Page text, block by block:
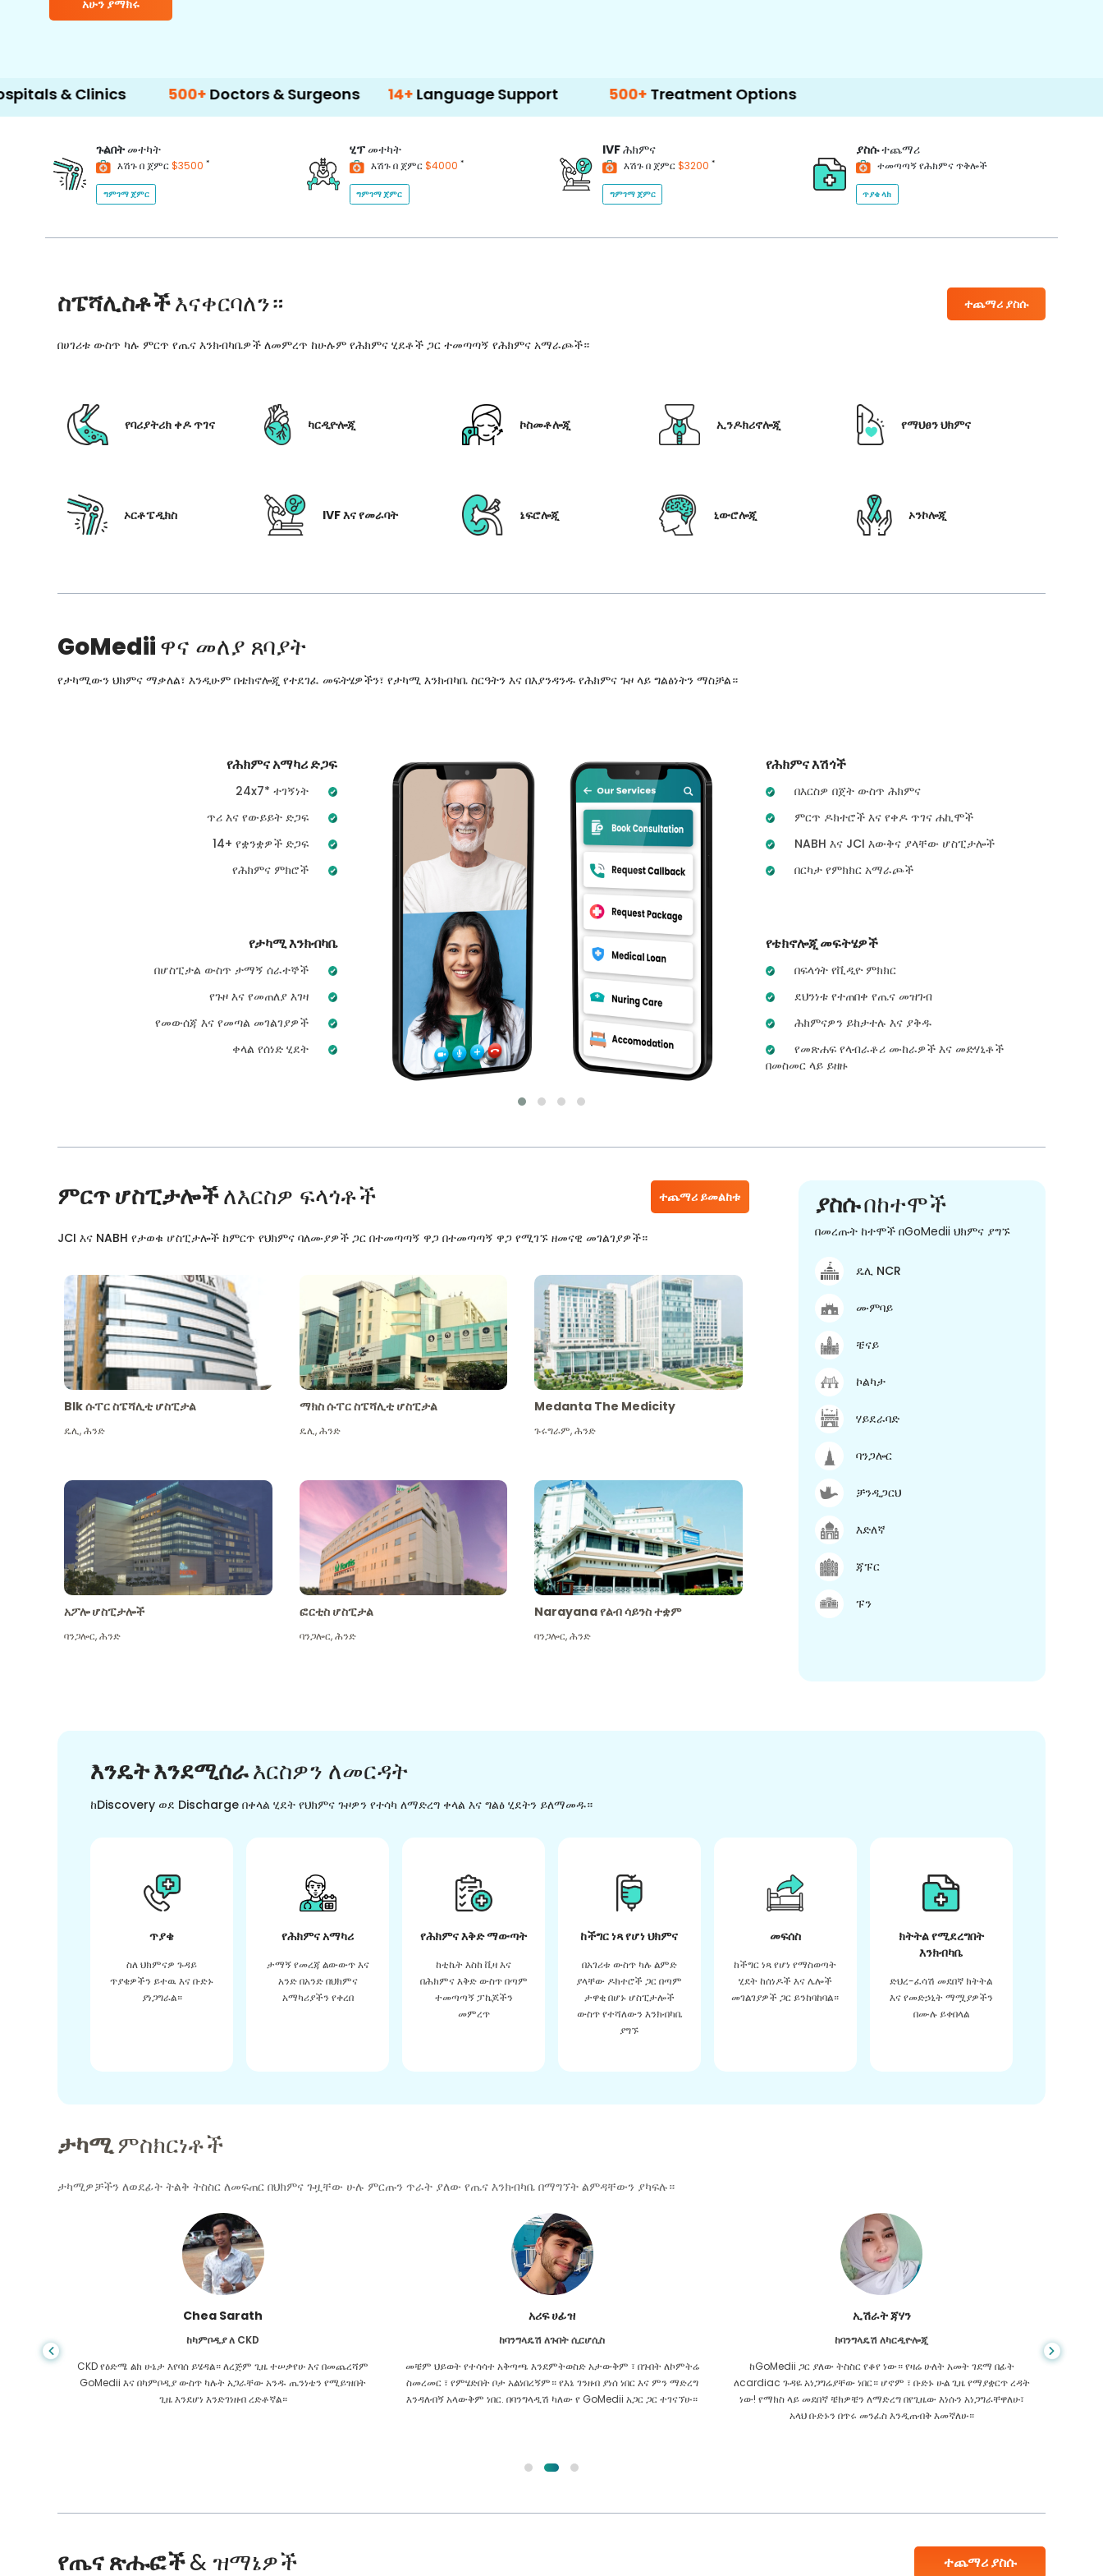
አሁን ያማክሩ
500+ Doctors & Surgeons 14+Language Support 500+ Treatment Options
ጉልበትመተካት
እሽጉ በ ጀምር$3500 *
ግምገማ ጀምር
ሂፕመተካት
እሽጉ በ ጀምር$4000 *
ግምገማ ጀምር
IVFሕክምና
እሽጉ በ ጀምር$3200 *
ግምገማ ጀምር
ያስሱተጨማሪ
ተመጣጣኝ የሕክምና ጥቅሎች
ጥያቄ ላክ
ስፔሻሊስቶችእናቀርባለን። ተጨማሪ ያስሱ
በሀገሪቱ ውስጥ ካሉ ምርጥ የጤና እንክብካቤዎች ለመምረጥ ከሁሉም የሕክምና ሂደቶች ጋር ተመጣጣኝ የሕክምና አማራጮች።
የባሪያትሪክ ቀዶ ጥገና ካርዲዮሎጂ ኮስመቶሎጂ ኢንዶክሪኖሎጂ የማህፀን ህክምና
ኦርቶፔዲክስ IVF እና የመራባት ኔፍሮሎጂ ኒውሮሎጂ ኦንኮሎጂ
GoMediiዋና መለያ ጸባያት
የታካሚውን ህክምና ማቃለል፣ እንዲሁም በቴክኖሎጂ የተደገፈ መፍትሄዎችን፣ የታካሚ እንክብካቤ ስርዓትን እና በእያንዳንዱ የሕክምና ጉዞ ላይ ግልፅነትን ማስቻል።
የሕክምና አማካሪ ድጋፍ
24x7* ተገኝነት
ጥሪ እና የውይይት ድጋፍ
14+ የቋንቋዎች ድጋፍ
የሕክምና ምክሮች
የታካሚ እንክብካቤ
በሆስፒታል ውስጥ ታማኝ ሰራተኞች
የጉዞ እና የመጠለያ እገዛ
የመውሰጃ እና የመጣል መገልገያዎች
ቀላል የሰነድ ሂደት
የሕክምና እሽጎች
በእርስዎ በጀት ውስጥ ሕክምና
ምርጥ ዶክተሮች እና የቀዶ ጥገና ሐኪሞች
NABH እና JCI እውቅና ያላቸው ሆስፒታሎች
በርካታ የምክክር አማራጮች
የቴክኖሎጂ መፍትሄዎች
በፍላጎት የቪዲዮ ምክክር
ደህንነቱ የተጠበቀ የጤና መዝገብ
ሕክምናዎን ይከታተሉ እና ያቅዱ
የመጽሐፍ የላብራቶሪ ሙከራዎች እና መድሃኒቶች
በመስመር ላይ ይዘዙ
ምርጥ ሆስፒታሎችለእርስዎ ፍላጎቶች ተጨማሪ ይመልከቱ
JCI እና NABH የታወቁ ሆስፒታሎች ከምርጥ የህክምና ባለሙያዎች ጋር በተመጣጣኝ ዋጋ በተመጣጣኝ ዋጋ የሚገኙ ዘመናዊ መገልገያዎች።
Blk ሱፐር ስፔሻሊቲ ሆስፒታል
ዴሊ,ሕንድ
ማክስ ሱፐር ስፔሻሊቲ ሆስፒታል
ዴሊ,ሕንድ
Medanta The Medicity
ጉሩግራም,ሕንድ
አፖሎ ሆስፒታሎች
ባንጋሎር,ሕንድ
ፎርቲስ ሆስፒታል
ባንጋሎር,ሕንድ
Narayana የልብ ሳይንስ ተቋም
ባንጋሎር,ሕንድ
ያስሱበከተሞች
በመረጡት ከተሞች በGoMedii ህክምና ያግኙ
ዴሊ NCR
ሙምባይ
ቼናይ
ኮልካታ
ሃይደራባድ
ባንጋሎር
ቻንዲጋርህ
እድለኛ
ጃፑር
ፑን
እንዴት እንደሚሰራእርስዎን ለመርዳት
ከDiscovery ወደ Discharge በቀላል ሂደት የህክምና ጉዞዎን የተሳካ ለማድረግ ቀላል እና ግልፅ ሂደትን ይለማመዱ።
ጥያቄ
ስለ ህክምናዎ ጉዳይ
ጥያቄዎችን ይተዉ እና ቡድኑ
ያነጋግራል።
የሕክምና አማካሪ
ታማኝ የመረጃ ልውውጥ እና
አንድ በአንድ በህክምና
አማካሪያችን የቀረበ
የሕክምና እቅድ ማውጣት
ከቲኬት እስከ ቪዛ እና
በሕክምና እቅድ ውስጥ በጣም
ተመጣጣኝ ፓኬጆችን
መምረጥ
ከችግር ነጻ የሆነ ህክምና
በአገሪቱ ውስጥ ካሉ ልምድ
ያላቸው ዶክተሮች ጋር በጣም
ታዋቂ በሆኑ ሆስፒታሎች
ውስጥ የተሻለውን እንክብካቤ
ያግኙ
መፍሰስ
ከችግር ነጻ የሆነ የማስወጣት
ሂደት ከሰነዶች እና ሌሎች
መገልገያዎች ጋር ይንከባከባል።
ክትትል የሚደረግበት
እንክብካቤ
ድህረ-ፈሳሽ መደበኛ ክትትል
እና የመድኃኒት ማሟያዎችን
በሙሉ ይቀበላል
ታካሚምስክርነቶች
ታካሚዎቻችን ለወደፊት ትልቅ ትስስር ለመፍጠር በህክምና ጉዟቸው ሁሉ ምርጡን ጥራት ያለው የጤና እንክብካቤ በማግኘት ልምዳቸውን ያካፍሉ።
Chea Sarath
ከካምቦዲያ ለ CKD
CKD የዕድሜ ልክ ሁኔታ እየባሰ ይሄዳል። ለረጅም ጊዜ ተሠቃየሁ እና በመጨረሻም
GoMedii እና በካምቦዲያ ውስጥ ካሉት አጋራቸው አንዱ ጤንነቴን የሚይዝበት
ጊዜ እንደሆነ እንድገነዘብ ረድቶኛል።
አሪፍ ሀፊዝ
ከባንግላዴሽ ለጉበት ሲርሆሲስ
መቼም ህይወት የተሳሳተ አቅጣጫ እንደምትወስድ አታውቅም ፣ በጉበት ለኮምትሬ
ስመረመር ፣ የምሄድበት ቦታ አልነበረኝም። የእኔ ገንዘብ ያነሰ ነበር እና ምን ማድረግ
እንዳለብኝ አላውቅም ነበር. በባንግላዲሽ ካለው የ GoMedii አጋር ጋር ተገናኘሁ።
ኢሽራት ጃሃን
ከባንግላዴሽ ለካርዲዮሎጂ
ከGoMedii ጋር ያለው ትስስር የቆየ ነው። የዛሬ ሁለት አመት ገደማ በፊት
ለcardiac ጉዳዬ አነጋግሬያቸው ነበር። ሆኖም ፣ ቡድኑ ሁል ጊዜ የማያቋርጥ ረዳት
ነው! የማክስ ላይ መደበኛ ቼክዎቼን ለማድረግ በየጊዜው እነሱን አነጋግራቸዋለሁ፣
አላህ ቡድኑን በጥሩ መንፈስ እንዲጠብቅ እመኛለሁ።
የጤና ጽሑፎች& ዝማኔዎች ተጨማሪ ያስሱ